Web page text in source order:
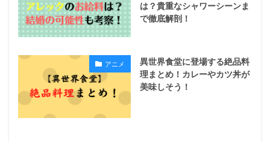
は？貴重なシャワーシーンま
で徹底解剖！
アニメ
異世界食堂に登場する絶品料
理まとめ！カレーやカツ丼が
美味しそう！